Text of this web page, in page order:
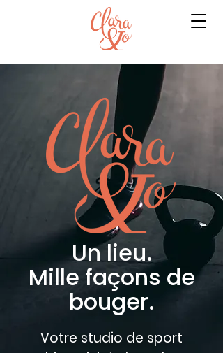
Un lieu.
Mille façons de
bouger.
Votre studio de sport